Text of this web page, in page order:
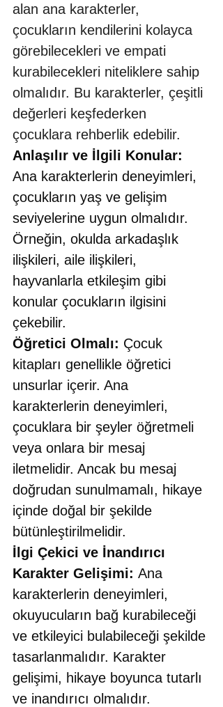
alan ana karakterler,
çocukların kendilerini kolayca
görebilecekleri ve empati
kurabilecekleri niteliklere sahip
olmalıdır. Bu karakterler, çeşitli
değerleri keşfederken
çocuklara rehberlik edebilir.
Anlaşılır ve İlgili Konular:
Ana karakterlerin deneyimleri,
çocukların yaş ve gelişim
seviyelerine uygun olmalıdır.
Örneğin, okulda arkadaşlık
ilişkileri, aile ilişkileri,
hayvanlarla etkileşim gibi
konular çocukların ilgisini
çekebilir.
Öğretici Olmalı: Çocuk
kitapları genellikle öğretici
unsurlar içerir. Ana
karakterlerin deneyimleri,
çocuklara bir şeyler öğretmeli
veya onlara bir mesaj
iletmelidir. Ancak bu mesaj
doğrudan sunulmamalı, hikaye
içinde doğal bir şekilde
bütünleştirilmelidir.
İlgi Çekici ve İnandırıcı
Karakter Gelişimi: Ana
karakterlerin deneyimleri,
okuyucuların bağ kurabileceği
ve etkileyici bulabileceği şekilde
tasarlanmalıdır. Karakter
gelişimi, hikaye boyunca tutarlı
ve inandırıcı olmalıdır.